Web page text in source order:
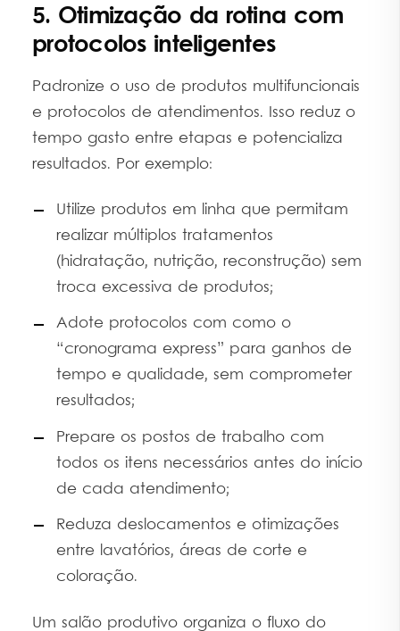
5. Otimização da rotina com
protocolos inteligentes
Padronize o uso de produtos multifuncionais
e protocolos de atendimentos. Isso reduz o
tempo gasto entre etapas e potencializa
resultados. Por exemplo:
Utilize produtos em linha que permitam
realizar múltiplos tratamentos
(hidratação, nutrição, reconstrução) sem
troca excessiva de produtos;
Adote protocolos com como o
“cronograma express” para ganhos de
tempo e qualidade, sem comprometer
resultados;
Prepare os postos de trabalho com
todos os itens necessários antes do início
de cada atendimento;
Reduza deslocamentos e otimizações
entre lavatórios, áreas de corte e
coloração.
Um salão produtivo organiza o fluxo do